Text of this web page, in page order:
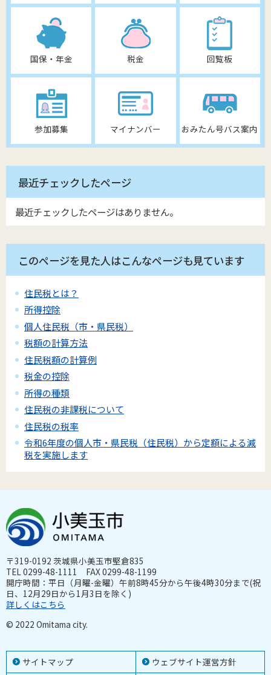
国保・年金 税金 回覧板
参加募集 マイナンバー おみたん号バス案内
最近チェックしたページ
最近チェックしたページはありません。
このページを見た人はこんなページも見ています
住民税とは？
所得控除
個人住民税（市・県民税）
税額の計算方法
住民税額の計算例
税金の控除
所得の種類
住民税の非課税について
住民税の税率
令和6年度の個人市・県民税（住民税）から定額による減
税を実施します
サイトマップ ウェブサイト運営方針
〒319-0192 茨城県小美玉市堅倉835
TEL 0299-48-1111 FAX 0299-48-1199
開庁時間：平日（月曜-金曜）午前8時45分から午後4時30分まで(祝
日、12月29日から1月3日を除く)
詳しくはこちら
© 2022 Omitama city.